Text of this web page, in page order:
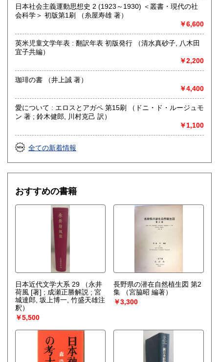
※2026年5月から電話注文は都合により廃止いたしました。
申し訳ございません。FAXで対応いたしますのでよろしくお
願いいたします。
沿線名：小田急線または東急田園都市線
営業時間：午前10時～午後6時
定休日：土日祝日
書籍の買取について
思想・哲学・宗教など買取いたします。
哲学宗教、歴史、社会科学、美術工芸、趣味、古書一般（そ
日本社会主義運動思想史 2 (1923～1930) ＜叢書・現代の社
会科学＞ 初版第1刷 （糸屋寿雄 著）
￥6,600
英米児童文学年表 : 翻訳年表 初版発行 （清水真砂子, 八木田
宜子共編）
￥2,200
珈琲の書 （井上誠 著）
￥4,400
愛について : エロスとアガペ 第15刷 （ドニ・ド・ルージュモ
ン 著 ; 鈴木健郎, 川村克己 訳）
￥1,100
全ての新着情報
おすすめの書籍
日本近代文学大系 29
（永井
荷風 [著] ; 成瀬正勝解説 ; 宮
城達郎, 坂上博一, 竹盛天雄注
釈）
￥5,500
長野県の潜在自然植生図 第2
集
（宮脇昭 編著）
￥3,300